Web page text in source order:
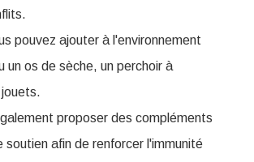
pouvez ajouter à l'environnement
un os de sèche, un perchoir à
proposer des compléments
soutien afin de renforcer l'immunité